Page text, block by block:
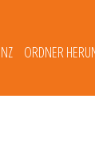
ORDNER